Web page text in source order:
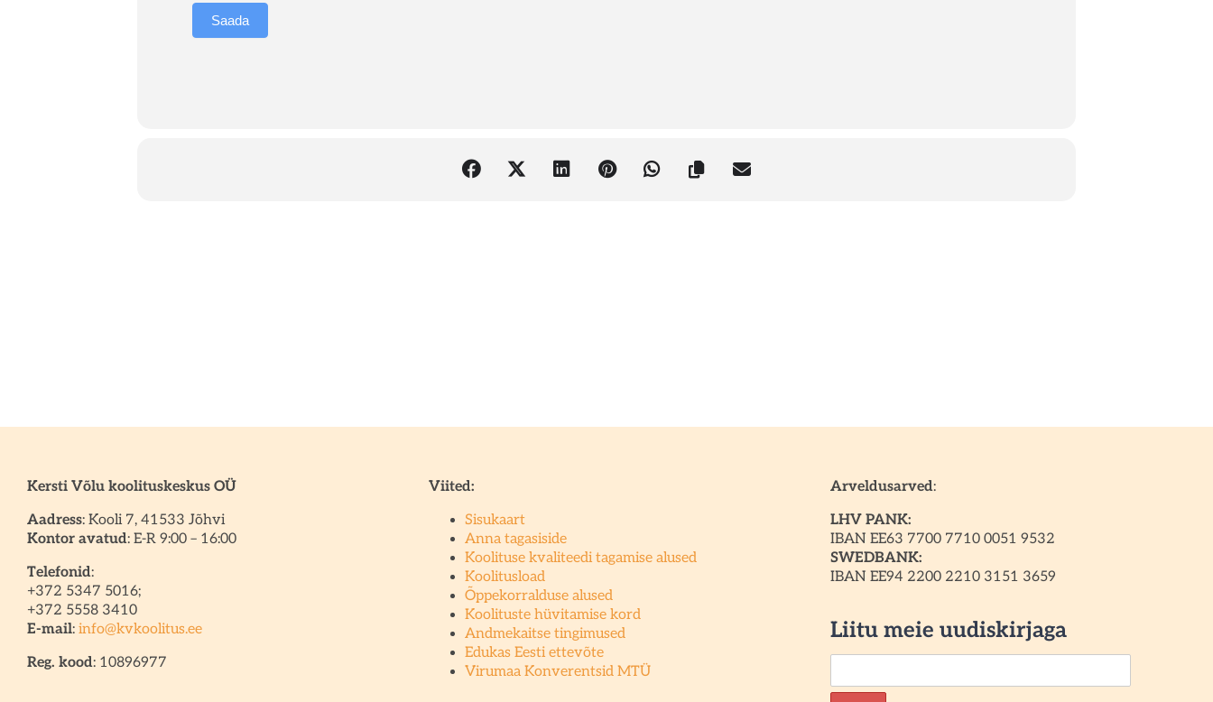
Saada
Kersti Võlu koolituskeskus OÜ
Aadress: Kooli 7, 41533 Jõhvi
Kontor avatud: E-R 9:00 – 16:00
Telefonid:
+372 5347 5016;
+372 5558 3410
E-mail: info@kvkoolitus.ee
Reg. kood: 10896977
Viited:
Sisukaart
Anna tagasiside
Koolituse kvaliteedi tagamise alused
Koolitusload
Õppekorralduse alused
Koolituste hüvitamise kord
Andmekaitse tingimused
Edukas Eesti ettevõte
Virumaa Konverentsid MTÜ
Arveldusarved:
LHV PANK:
IBAN EE63 7700 7710 0051 9532
SWEDBANK:
IBAN EE94 2200 2210 3151 3659
Liitu meie uudiskirjaga